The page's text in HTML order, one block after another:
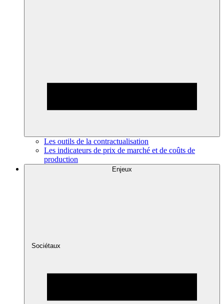
Les outils de la contractualisation
Les indicateurs de prix de marché et de coûts de
production
Enjeux
Sociétaux